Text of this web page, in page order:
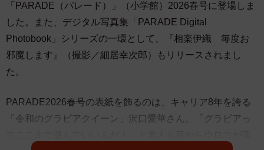
「PARADE（パレード）」（小学館）2026春号に登場しま
した。また、デジタル写真集「PARADE Digital
Photobook」シリーズの一環として、『相楽伊織 毎度お
邪魔します』（撮影／細居幸次郎）もリリースされまし
た。
PARADE2026春号の表紙を飾るのは、キャリア8年を誇る
「令和のグラビアクイーン」沢口愛華さん。「グラビアっ